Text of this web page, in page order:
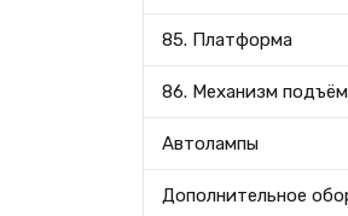
85. Платформа
86. Механизм
Автолампы
Дополнительное